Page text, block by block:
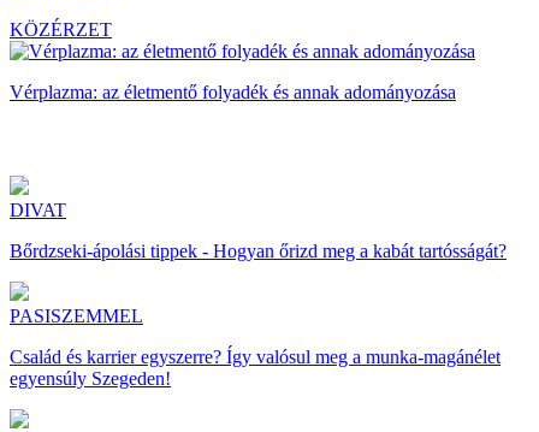
KÖZÉRZET
Vérplazma: az életmentő folyadék és annak adományozása
DIVAT
Bőrdzseki-ápolási tippek - Hogyan őrizd meg a kabát tartósságát?
PASISZEMMEL
Család és karrier egyszerre? Így valósul meg a munka-magánélet
egyensúly Szegeden!